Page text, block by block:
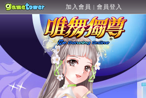
加入會員 | 會員登入